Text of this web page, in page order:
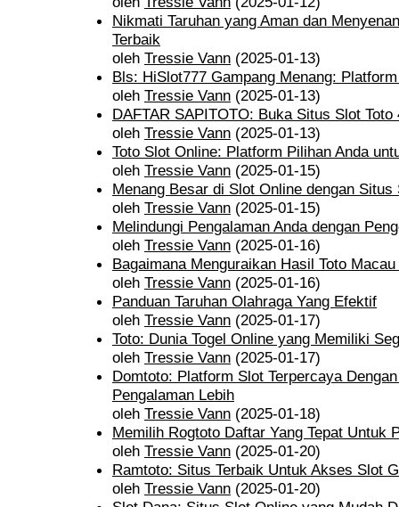
Nikmati Taruhan yang Aman dan
Terbaik
oleh Tressie Vann (2025-01-13)
Bls: HiSlot777 Gampang Menang:
oleh Tressie Vann (2025-01-13)
DAFTAR SAPITOTO: Buka Situs Slot Toto
oleh Tressie Vann (2025-01-13)
Toto Slot Online: Platform Pilihan Anda
oleh Tressie Vann (2025-01-15)
Menang Besar di Slot Online dengan Situs
oleh Tressie Vann (2025-01-15)
Melindungi Pengalaman Anda dengan
oleh Tressie Vann (2025-01-16)
Bagaimana Menguraikan Hasil Toto
oleh Tressie Vann (2025-01-16)
Panduan Taruhan Olahraga Yang Efektif
oleh Tressie Vann (2025-01-17)
Toto: Dunia Togel Online yang Memiliki
oleh Tressie Vann (2025-01-17)
Domtoto: Platform Slot Terpercaya
Pengalaman Lebih
oleh Tressie Vann (2025-01-18)
Memilih Rogtoto Daftar Yang Tepat Untuk
oleh Tressie Vann (2025-01-20)
Ramtoto: Situs Terbaik Untuk Akses Slot
oleh Tressie Vann (2025-01-20)